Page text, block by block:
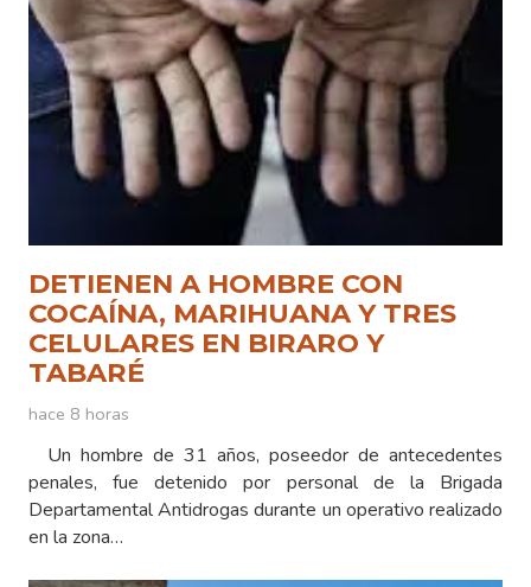
DETIENEN A HOMBRE CON
COCAÍNA, MARIHUANA Y TRES
CELULARES EN BIRARO Y
TABARÉ
hace 8 horas
Un hombre de 31 años, poseedor de antecedentes
penales, fue detenido por personal de la Brigada
Departamental Antidrogas durante un operativo realizado
en la zona…